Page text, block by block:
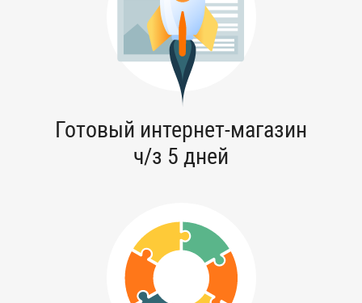
Готовый интернет-магазин
ч/з 5 дней